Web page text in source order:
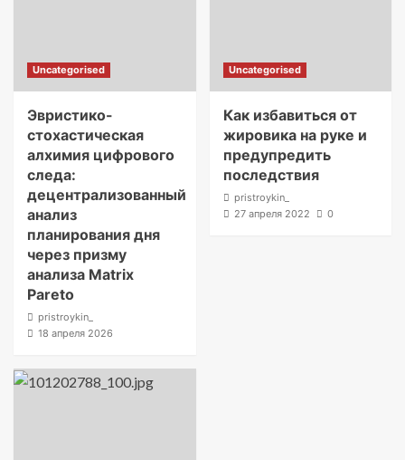
Uncategorised
Эвристико-
стохастическая
алхимия цифрового
следа:
децентрализованный
анализ
планирования дня
через призму
анализа Matrix
Pareto
pristroykin_
18 апреля 2026
Uncategorised
Как избавиться от
жировика на руке и
предупредить
последствия
pristroykin_
27 апреля 2022
0